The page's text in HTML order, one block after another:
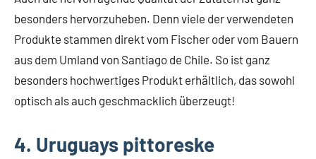
besonders hervorzuheben. Denn viele der verwendeten
Produkte stammen direkt vom Fischer oder vom Bauern
aus dem Umland von Santiago de Chile. So ist ganz
besonders hochwertiges Produkt erhältlich, das sowohl
optisch als auch geschmacklich überzeugt!
4. Uruguays pittoreske